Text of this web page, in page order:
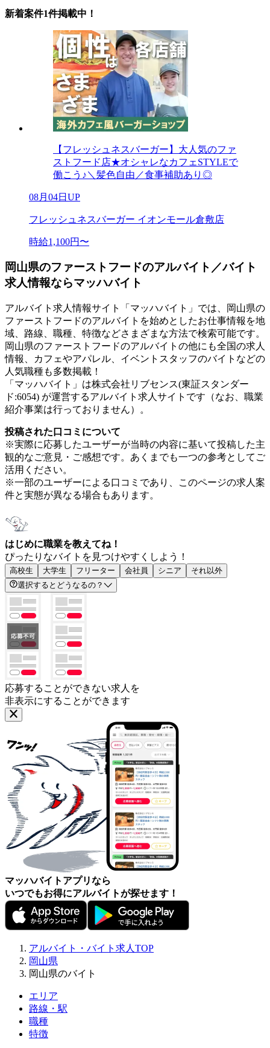
新着案件1件掲載中！
【フレッシュネスバーガー】大人気のファ
ストフード店★オシャレなカフェSTYLEで
働こう♪＼髪色自由／食事補助あり◎
08月04日UP
フレッシュネスバーガー イオンモール倉敷店
時給1,100円〜
岡山県のファーストフードのアルバイト／バイト
求人情報ならマッハバイト
アルバイト求人情報サイト「マッハバイト」では、岡山県の
ファーストフードのアルバイトを始めとしたお仕事情報を地
域、路線、職種、特徴などさまざまな方法で検索可能です。
岡山県のファーストフードのアルバイトの他にも全国の求人
情報、カフェやアパレル、イベントスタッフのバイトなどの
人気職種も多数掲載！
「マッハバイト」は株式会社リブセンス(東証スタンダー
ド:6054) が運営するアルバイト求人サイトです（なお、職業
紹介事業は行っておりません）。
投稿された口コミについて
※実際に応募したユーザーが当時の内容に基いて投稿した主
観的なご意見・ご感想です。あくまでも一つの参考としてご
活用ください。
※一部のユーザーによる口コミであり、このページの求人案
件と実態が異なる場合もあります。
はじめに職業を教えてね！
ぴったりなバイトを見つけやすくしよう！
高校生 大学生 フリーター 会社員 シニア
それ以外
選択するとどうなるの？
応募することができない求人を
非表示にすることができます
マッハバイトアプリなら
いつでもお得にアルバイトが探せます！
アルバイト・バイト求人TOP
岡山県
岡山県のバイト
エリア
路線・駅
職種
特徴